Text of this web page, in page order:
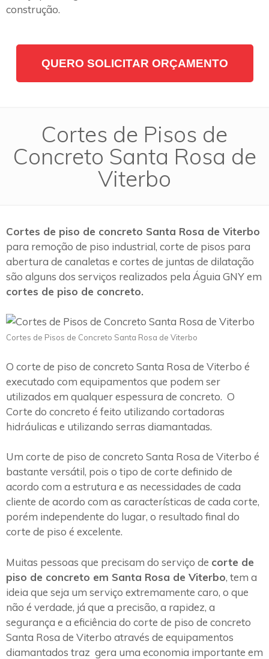
construção.
QUERO SOLICITAR ORÇAMENTO
Cortes de Pisos de
Concreto Santa Rosa de
Viterbo
Cortes de piso de concreto Santa Rosa de Viterbo
para remoção de piso industrial, corte de pisos para
abertura de canaletas e cortes de juntas de dilatação
são alguns dos serviços realizados pela Águia GNY em
cortes de piso de concreto.
Cortes de Pisos de Concreto Santa Rosa de Viterbo
O corte de piso de concreto Santa Rosa de Viterbo é
executado com equipamentos que podem ser
utilizados em qualquer espessura de concreto. O
Corte do concreto é feito utilizando cortadoras
hidráulicas e utilizando serras diamantadas.
Um corte de piso de concreto Santa Rosa de Viterbo é
bastante versátil, pois o tipo de corte definido de
acordo com a estrutura e as necessidades de cada
cliente de acordo com as características de cada corte,
porém independente do lugar, o resultado final do
corte de piso é excelente.
Muitas pessoas que precisam do serviço de corte de
piso de concreto em Santa Rosa de Viterbo, tem a
ideia que seja um serviço extremamente caro, o que
não é verdade, já que a precisão, a rapidez, a
segurança e a eficiência do corte de piso de concreto
Santa Rosa de Viterbo através de equipamentos
diamantados traz gera uma economia importante em